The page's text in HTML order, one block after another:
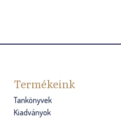
Termékeink
Tankönyvek
Kiadványok